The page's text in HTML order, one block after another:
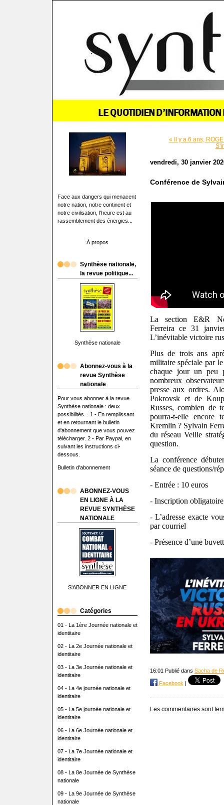
Face aux dangers qui menacent
notre nation, notre continent et
notre civilisation, l'heure est au
rassemblement des énergies...
À propos
Synthèse nationale,
la revue politique...
Synthèse nationale
Abonnez-vous à la
revue Synthèse
nationale
Pour vous abonner à la revue
Synthèse nationale : deux
possibilités... 1 - En remplissant
et en retournant le bulletin
d'abonnement que vous pouvez
télécharger. 2 - Par Paypal, en
suivant les instructions ci-
dessous.
Bulletin d'abonnement
ABONNEZ-VOUS
EN LIGNE À LA
REVUE SYNTHÈSE
NATIONALE
S'ABONNER EN LIGNE
Catégories
01 - La 1ère Journée nationale et
identitaire
02 - La 2e Journée nationale et
identitaire
03 - La 3e Journée nationale et
identitaire
04 - La 4e journée nationale et
identitaire
05 - La 5e journée nationale et
identitaire
06 - La 6e Journée nationale et
identitaire
07 - La 7e Journée nationale et
identitaire
08 - La 8e Journée de Synthèse
nationale
09 - La 9e Journée de Synthèse
nationale
« Il y a 6 ans,
vendredi, 30 janvier
Conférence de
La section E&R
Ferreira ce 31
L’inévitable victoire
Plus de trois ans
militaire spéciale par
chaque jour un peu
nombreux
presse aux ordres.
Pokrovsk et de
Russes, combien de
pourra-t-elle encore
Kremlin ? Sylvain
du réseau Veille
question.
La conférence
séance de questions/
- Entrée : 10 euros
- Inscription
- L’adresse exacte
par courriel
- Présence d’une
16:01 Publié dans Sacha de
Facebook|
Les commentaires sont